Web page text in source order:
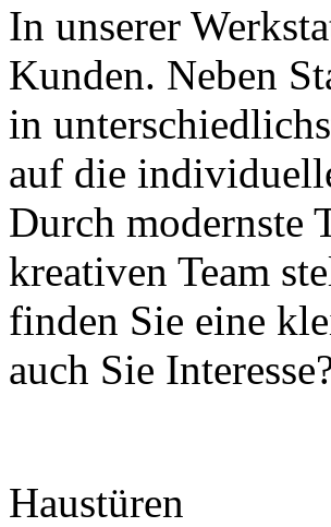
In unserer
Kunden. Neben
in
auf die
Durch modernste
kreativen Team
finden Sie eine
auch Sie
Haustüren